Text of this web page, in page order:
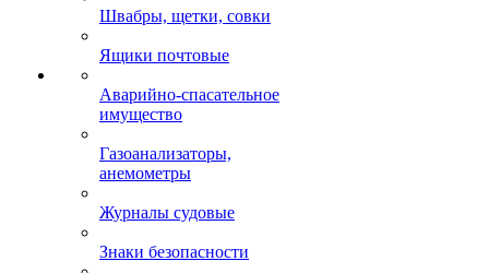
Швабры, щетки, совки
Ящики почтовые
Аварийно-спасательное
имущество
Газоанализаторы,
анемометры
Журналы судовые
Знаки безопасности